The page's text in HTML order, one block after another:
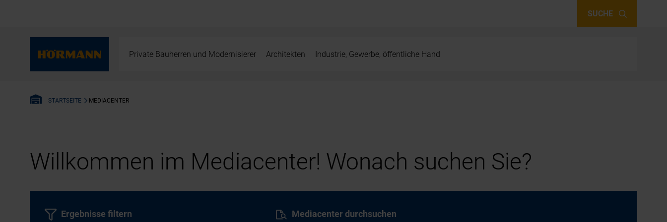
SUCHE
Private Bauherren und Modernisierer Architekten Industrie, Gewerbe, öffentliche Hand
STARTSEITE MEDIACENTER
Willkommen im Mediacenter! Wonach suchen Sie?
Mediacenter durchsuchen
Ergebnisse filtern